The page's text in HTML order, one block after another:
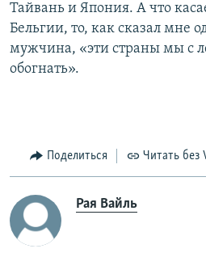
Тайвань и Япония. А что
Бельгии, то, как сказал мне
мужчина, «эти страны мы с
обогнать».
Поделиться Читать без
Рая Вайль